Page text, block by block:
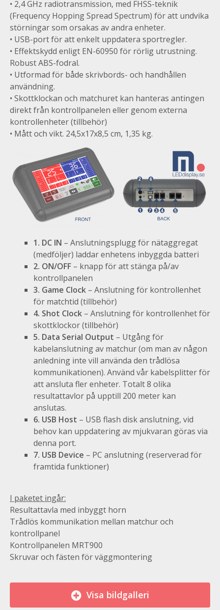
• 2,4 GHz radiotransmission, med FHSS-teknik
(Frequency Hopping Spread Spectrum) för att undvika
störningar som orsakas av andra enheter.
• USB-port för att enkelt uppdatera sportregler.
• Effektskydd enligt EN-60950 för rörlig utrustning.
Robust ABS-fodral.
• Utformad för både skrivbords- och handhållen
användning.
• Skottklockan och matchuret kan hanteras antingen
direkt från kontrollpanelen eller genom externa
kontrollenheter (tillbehör)
• Mått och vikt. 24,5x17x8,5 cm, 1,35 kg.
1. DC IN – Anslutningsplugg för nätaggregat
(medföljer) laddar enhetens inbyggda batteri
2. ON/OFF – knapp för att stänga på/av
kontrollpanelen
3. Game Clock – Anslutning för kontrollenhet
för matchtid (tillbehör)
4. Shot Clock – Anslutning för kontrollenhet för
skottklockor (tillbehör)
5. Data Serial Output – Utgång för
kabelanslutning av matchur (om man av någon
anledning inte vill använda den trådlösa
kommunikationen). Använd vår kabelsplitter för
att ansluta fler enheter. Totalt 8 olika
resultattavlor på upptill 200 meter kan
anslutas.
6. USB Host – USB flash disk anslutning, vid
behov kan uppdatering av mjukvaran göras via
denna port.
7. USB Device – PC anslutning (reserverad för
framtida funktioner)
I paketet ingår:
Resultattavla med inbyggt horn
Trådlös kommunikation mellan matchur och
kontrollpanel
Kontrollpanelen MRT900
Skruvar och fästen för väggmontering
Visa bildgalleri